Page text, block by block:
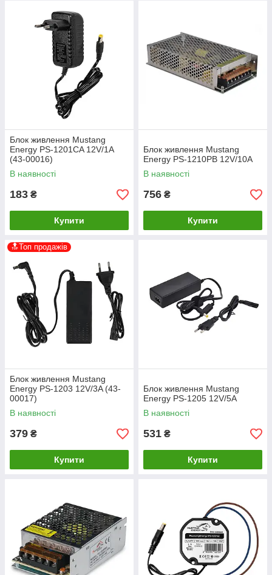
Блок живлення Mustang
Energy PS-1201CA 12V/1A
(43-00016)
В наявності
183 ₴
Купити
Блок живлення Mustang
Energy PS-1210PB 12V/10A
В наявності
756 ₴
Купити
🔝Топ продажів
Блок живлення Mustang
Energy PS-1203 12V/3A (43-
00017)
В наявності
379 ₴
Купити
Блок живлення Mustang
Energy PS-1205 12V/5A
В наявності
531 ₴
Купити